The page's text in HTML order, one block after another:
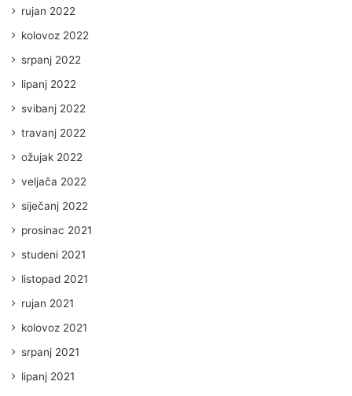
rujan 2022
kolovoz 2022
srpanj 2022
lipanj 2022
svibanj 2022
travanj 2022
ožujak 2022
veljača 2022
siječanj 2022
prosinac 2021
studeni 2021
listopad 2021
rujan 2021
kolovoz 2021
srpanj 2021
lipanj 2021